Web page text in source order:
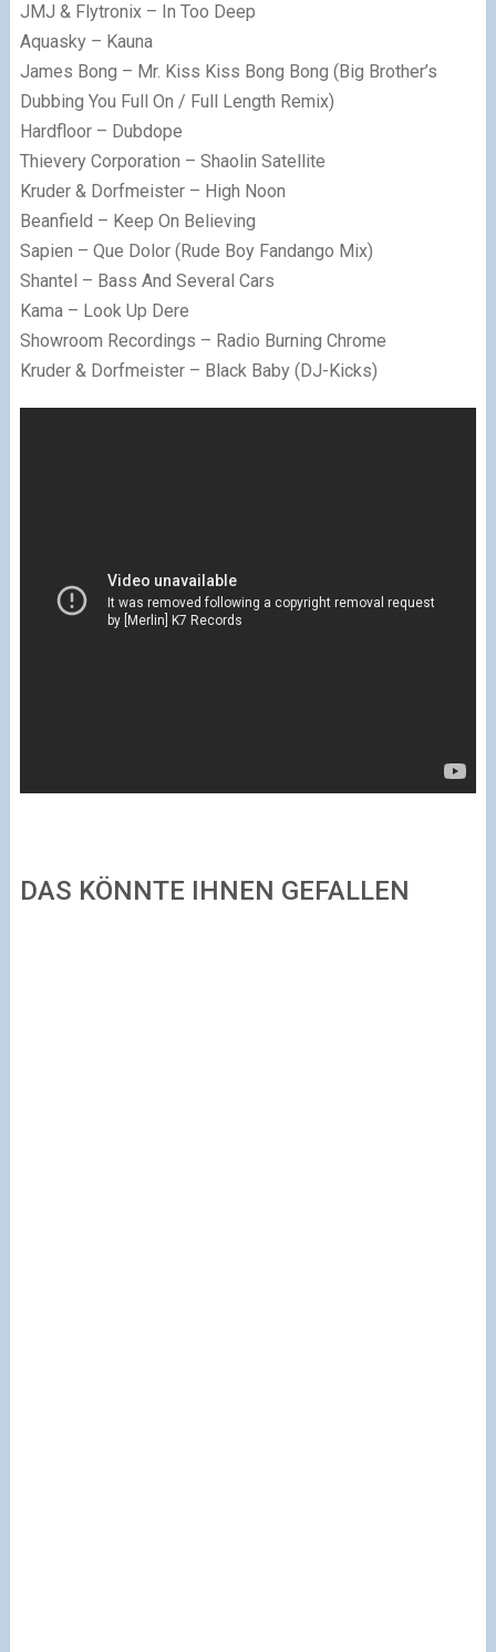
JMJ & Flytronix – In Too Deep
Aquasky – Kauna
James Bong – Mr. Kiss Kiss Bong Bong (Big Brother’s
Dubbing You Full On / Full Length Remix)
Hardfloor – Dubdope
Thievery Corporation – Shaolin Satellite
Kruder & Dorfmeister – High Noon
Beanfield – Keep On Believing
Sapien – Que Dolor (Rude Boy Fandango Mix)
Shantel – Bass And Several Cars
Kama – Look Up Dere
Showroom Recordings – Radio Burning Chrome
Kruder & Dorfmeister – Black Baby (DJ-Kicks)
DAS KÖNNTE IHNEN GEFALLEN